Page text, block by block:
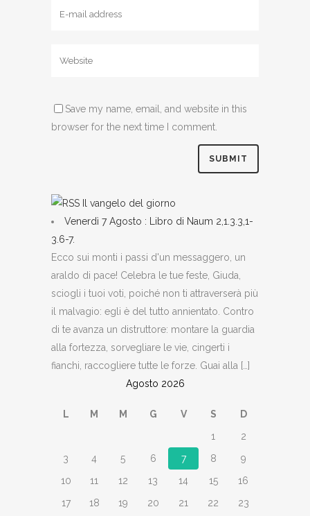
Save my name, email, and website in this
browser for the next time I comment.
Il vangelo del giorno
Venerdì 7 Agosto : Libro di Naum 2,1.3.3,1-
3.6-7.
Ecco sui monti i passi d'un messaggero, un
araldo di pace! Celebra le tue feste, Giuda,
sciogli i tuoi voti, poiché non ti attraverserà più
il malvagio: egli è del tutto annientato. Contro
di te avanza un distruttore: montare la guardia
alla fortezza, sorvegliare le vie, cingerti i
fianchi, raccogliere tutte le forze. Guai alla […]
Agosto 2026
L M M G V S
D
1
2
3
4 5 6 7 8
9
10
11 12 13 14 15
16
17
18 19 20 21 22
23